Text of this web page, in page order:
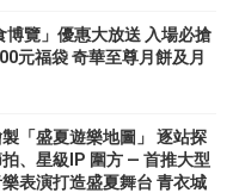
覽」優惠大放送 入場必搶
元福袋 奇華至尊月餅及月
「盛夏遊樂地圖」 逐站探
、星級IP 圍方 — 首推大型
表演打造盛夏舞台 青衣城